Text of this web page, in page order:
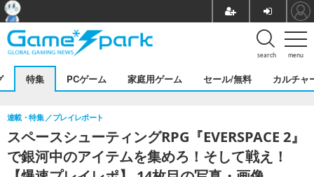
menu
search
特集 PCゲーム 家庭用ゲーム セール/無料 カルチャ
スペースシューティングRPG『EVERSPACE 2』
で銀河中のアイテムを集めろ！そして戦え！
連載・特集 プレイレポート